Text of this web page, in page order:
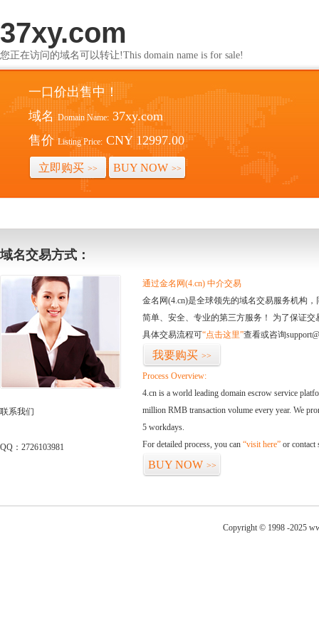
37xy.com
您正在访问的域名可以转让!This domain name is for sale!
一口价出售中！
域名 Domain Name: 37xy.com
售价 Listing Price: CNY 12997.00
立即购买 >> BUY NOW >>
域名交易方式：
联系我们
QQ：2726103981
通过金名网(4.cn) 中介交易
金名网(4.cn)是全球领先的域名交易服务机构
简单、安全、专业的第三方服务！ 为了保证
具体交易流程可“点击这里”查看或咨询
我要购买 >>
Process Overview:
4.cn is a world leading domain escrow service
million RMB transaction volume every year. We
5 workdays.
For detailed process, you can “visit here” or contact
BUY NOW >>
Copyright © 1998 -2025